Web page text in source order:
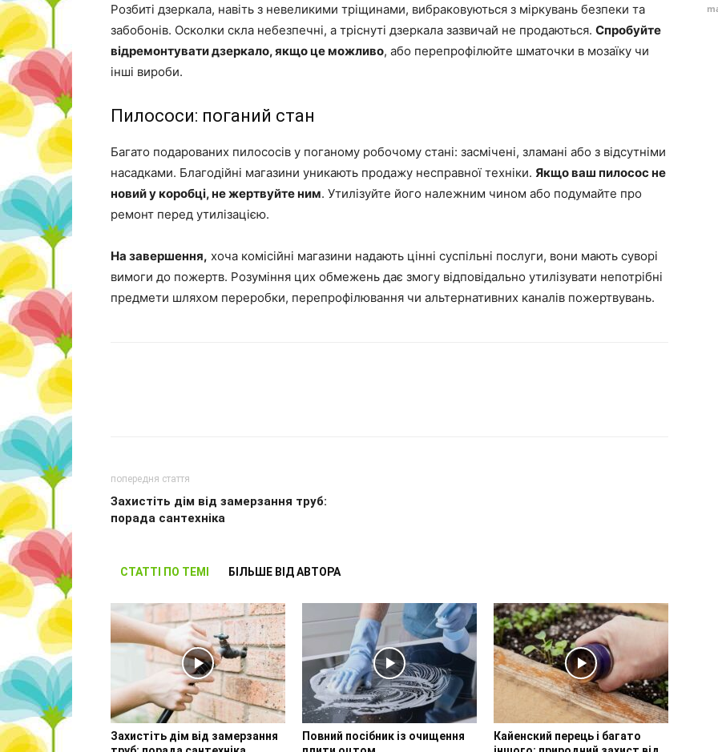
Розбиті дзеркала, навіть з невеликими тріщинами, вибраковуються з міркувань безпеки та
забобонів. Осколки скла небезпечні, а тріснуті дзеркала зазвичай не продаються. Спробуйте
відремонтувати дзеркало, якщо це можливо, або перепрофілюйте шматочки в мозаїку чи
інші вироби.
Пилососи: поганий стан
Багато подарованих пилососів у поганому робочому стані: засмічені, зламані або з відсутніми
насадками. Благодійні магазини уникають продажу несправної техніки. Якщо ваш пилосос не
новий у коробці, не жертвуйте ним. Утилізуйте його належним чином або подумайте про
ремонт перед утилізацією.
На завершення, хоча комісійні магазини надають цінні суспільні послуги, вони мають суворі
вимоги до пожертв. Розуміння цих обмежень дає змогу відповідально утилізувати непотрібні
предмети шляхом переробки, перепрофілювання чи альтернативних каналів пожертвувань.
попередня стаття
Захистіть дім від замерзання труб:
порада сантехніка
СТАТТІ ПО ТЕМІ БІЛЬШЕ ВІД АВТОРА
Захистіть дім від замерзання
Повний посібник із очищення
Кайенский перець і багато